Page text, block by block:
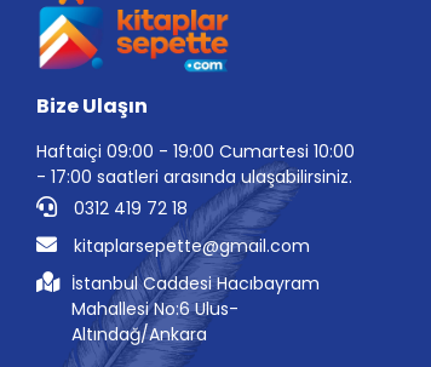
Bize Ulaşın
Haftaiçi 09:00 - 19:00 Cumartesi 10:00
- 17:00 saatleri arasında ulaşabilirsiniz.
0312 419 72 18
kitaplarsepette@gmail.com
İstanbul Caddesi Hacıbayram
Mahallesi No:6 Ulus-
Altındağ/Ankara